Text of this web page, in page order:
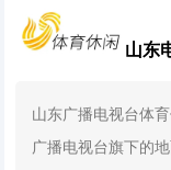
山东
山东广播电视台体
广播电视台旗下的